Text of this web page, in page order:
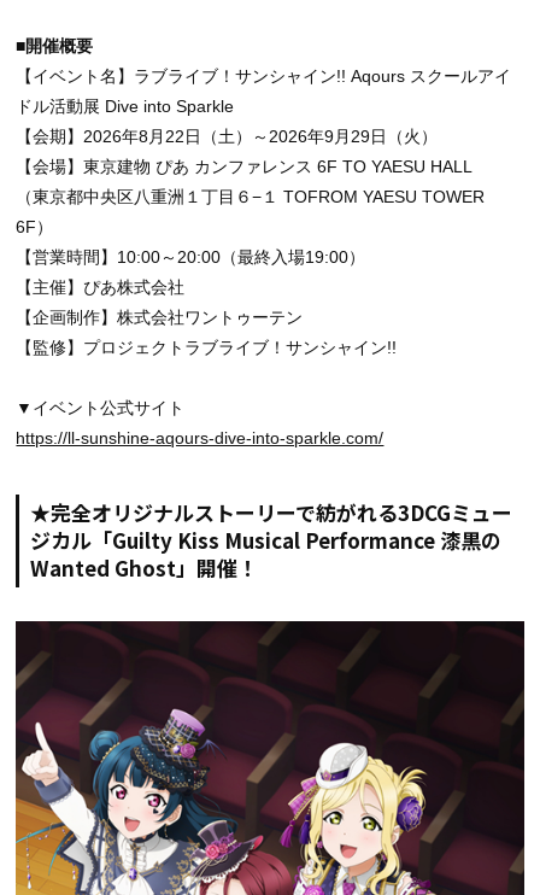
■開催概要
【イベント名】ラブライブ！サンシャイン!! Aqours スクールアイ
ドル活動展 Dive into Sparkle
【会期】2026年8月22日（土）～2026年9月29日（火）
【会場】東京建物 ぴあ カンファレンス 6F TO YAESU HALL
（東京都中央区八重洲１丁目６−１ TOFROM YAESU TOWER
6F）
【営業時間】10:00～20:00（最終入場19:00）
【主催】ぴあ株式会社
【企画制作】株式会社ワントゥーテン
【監修】プロジェクトラブライブ！サンシャイン!!
▼イベント公式サイト
https://ll-sunshine-aqours-dive-into-sparkle.com/
★完全オリジナルストーリーで紡がれる3DCGミュー
ジカル「Guilty Kiss Musical Performance 漆黒の
Wanted Ghost」開催！